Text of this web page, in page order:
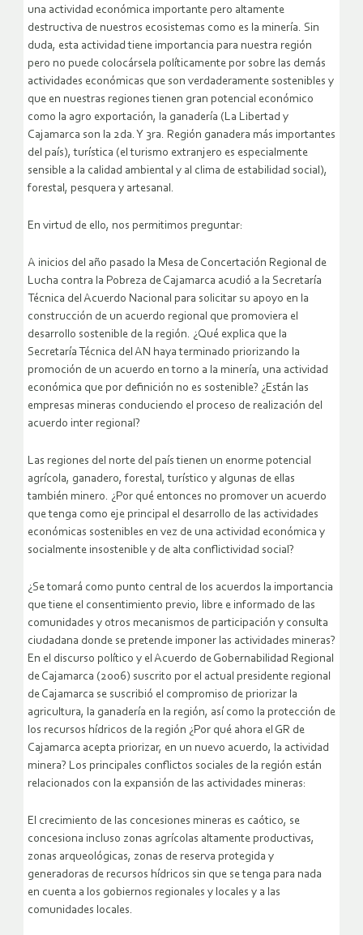
una actividad económica importante pero altamente
destructiva de nuestros ecosistemas como es la minería. Sin
duda, esta actividad tiene importancia para nuestra región
pero no puede colocársela políticamente por sobre las demás
actividades económicas que son verdaderamente sostenibles y
que en nuestras regiones tienen gran potencial económico
como la agro exportación, la ganadería (La Libertad y
Cajamarca son la 2da. Y 3ra. Región ganadera más importantes
del país), turística (el turismo extranjero es especialmente
sensible a la calidad ambiental y al clima de estabilidad social),
forestal, pesquera y artesanal.
En virtud de ello, nos permitimos preguntar:
A inicios del año pasado la Mesa de Concertación Regional de
Lucha contra la Pobreza de Cajamarca acudió a la Secretaría
Técnica del Acuerdo Nacional para solicitar su apoyo en la
construcción de un acuerdo regional que promoviera el
desarrollo sostenible de la región. ¿Qué explica que la
Secretaría Técnica del AN haya terminado priorizando la
promoción de un acuerdo en torno a la minería, una actividad
económica que por definición no es sostenible? ¿Están las
empresas mineras conduciendo el proceso de realización del
acuerdo inter regional?
Las regiones del norte del país tienen un enorme potencial
agrícola, ganadero, forestal, turístico y algunas de ellas
también minero. ¿Por qué entonces no promover un acuerdo
que tenga como eje principal el desarrollo de las actividades
económicas sostenibles en vez de una actividad económica y
socialmente insostenible y de alta conflictividad social?
¿Se tomará como punto central de los acuerdos la importancia
que tiene el consentimiento previo, libre e informado de las
comunidades y otros mecanismos de participación y consulta
ciudadana donde se pretende imponer las actividades mineras?
En el discurso político y el Acuerdo de Gobernabilidad Regional
de Cajamarca (2006) suscrito por el actual presidente regional
de Cajamarca se suscribió el compromiso de priorizar la
agricultura, la ganadería en la región, así como la protección de
los recursos hídricos de la región ¿Por qué ahora el GR de
Cajamarca acepta priorizar, en un nuevo acuerdo, la actividad
minera? Los principales conflictos sociales de la región están
relacionados con la expansión de las actividades mineras:
El crecimiento de las concesiones mineras es caótico, se
concesiona incluso zonas agrícolas altamente productivas,
zonas arqueológicas, zonas de reserva protegida y
generadoras de recursos hídricos sin que se tenga para nada
en cuenta a los gobiernos regionales y locales y a las
comunidades locales.